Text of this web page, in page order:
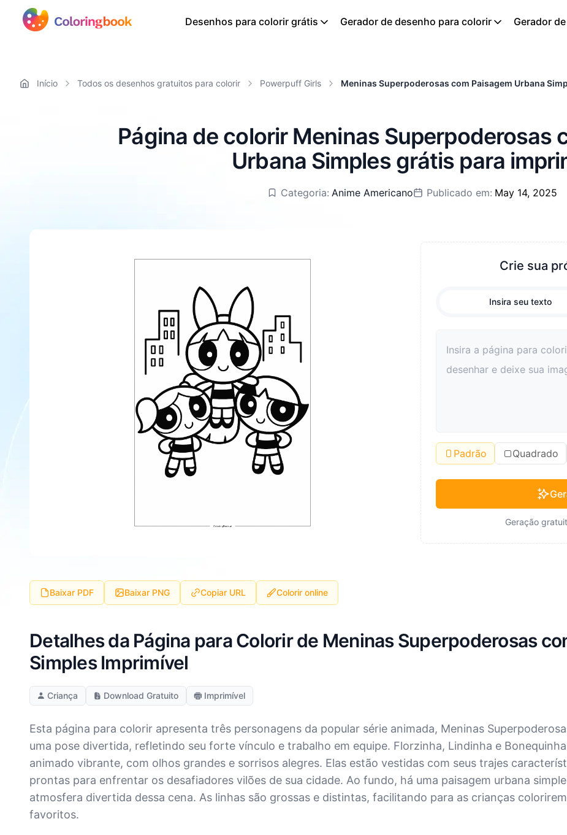
Desenhos para colorir grátis Gerador de desenho para colorir Gerador
Início Todos os desenhos gratuitos para colorir Powerpuff Girls Meninas Superpoderosas com Paisagem Urbana
Página de colorir Meninas Superpoderosas
Urbana Simples grátis para
Categoria: Anime Americano Publicado em: May 14, 2025
Crie sua
Insira seu texto
Padrão Quadrado
Geração
Baixar PDF Baixar PNG Copiar URL Colorir online
Detalhes da Página para Colorir de Meninas Superpoderosas
Simples Imprimível
Criança Download Gratuito Imprimível
Esta página para colorir apresenta três personagens da popular série animada, Meninas
uma pose divertida, refletindo seu forte vínculo e trabalho em equipe. Florzinha, Lindinha e
animado vibrante, com olhos grandes e sorrisos alegres. Elas estão vestidas com seus trajes
prontas para enfrentar os desafiadores vilões de sua cidade. Ao fundo, há uma paisagem urbana
atmosfera divertida dessa cena. As linhas são grossas e distintas, facilitando para as crianças
favoritos.